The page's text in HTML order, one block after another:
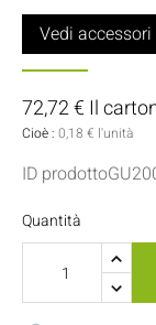
Vedi accessori
72,72 € Il
Cioè : 0,18 € l'unità
ID
Quantità